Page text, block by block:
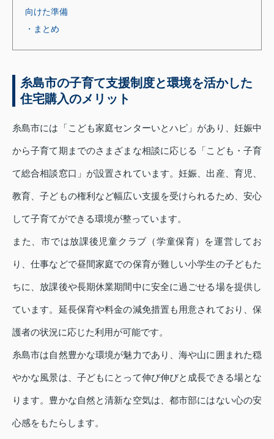
向けた準備
・まとめ
糸島市の子育て支援制度と環境を活かした
住宅購入のメリット
糸島市には「こども家庭センターいとハピ」があり、妊娠中
から子育て期までのさまざまな相談に応じる「こども・子育
て総合相談窓口」が設置されています。妊娠、出産、育児、
教育、子どもの権利など幅広い支援を受けられるため、安心
して子育てができる環境が整っています。
また、市では放課後児童クラブ（学童保育）を運営してお
り、仕事などで昼間家庭での保育が難しい小学生の子どもた
ちに、放課後や長期休業期間中に安全に過ごせる場を提供し
ています。延長保育や料金の減免措置も用意されており、保
護者の状況に応じた利用が可能です。
糸島市は自然豊かな環境が魅力であり、海や山に囲まれた穏
やかな風景は、子どもにとって伸び伸びと成長できる場とな
ります。豊かな自然と清新な空気は、都市部にはない心の安
心感をもたらします。